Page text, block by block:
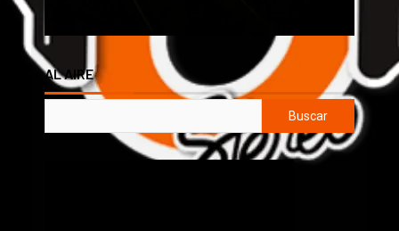
AL AIRE
Buscar